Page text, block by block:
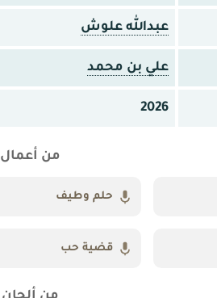
عبدالله علوش
علي بن محمد
2026
من أعمال
حلم وطيف
قضية حب